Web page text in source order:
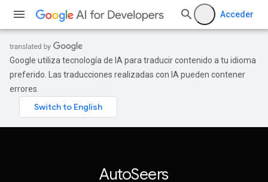
Acceder
Google utiliza tecnología de IA para traducir contenido a tu idioma
preferido. Las traducciones realizadas con IA pueden contener
errores.
AutoSeers